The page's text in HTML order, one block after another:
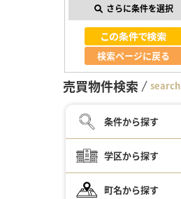
さらに条件を選択
検索ページに戻る
売買物件検索 search
条件から探す
学区から探す
町名から探す